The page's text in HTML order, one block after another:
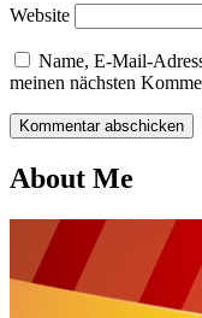
Website
Name, E-Mail-
meinen nächsten
About Me